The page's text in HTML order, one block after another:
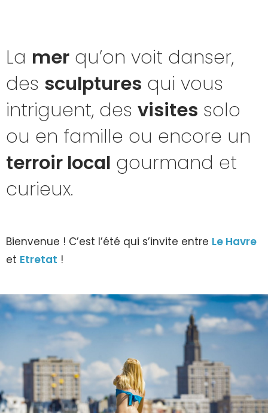
La mer qu’on voit danser,
des sculptures qui vous
intriguent, des visites solo
ou en famille ou encore un
terroir local gourmand et
curieux.
Bienvenue ! C’est l’été qui s’invite entre Le Havre
et Etretat !